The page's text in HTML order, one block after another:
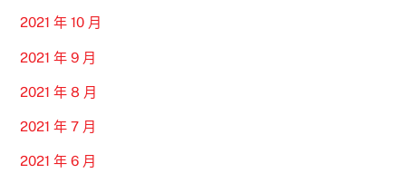
2021 年 10 月
2021 年 9 月
2021 年 8 月
2021 年 7 月
2021 年 6 月